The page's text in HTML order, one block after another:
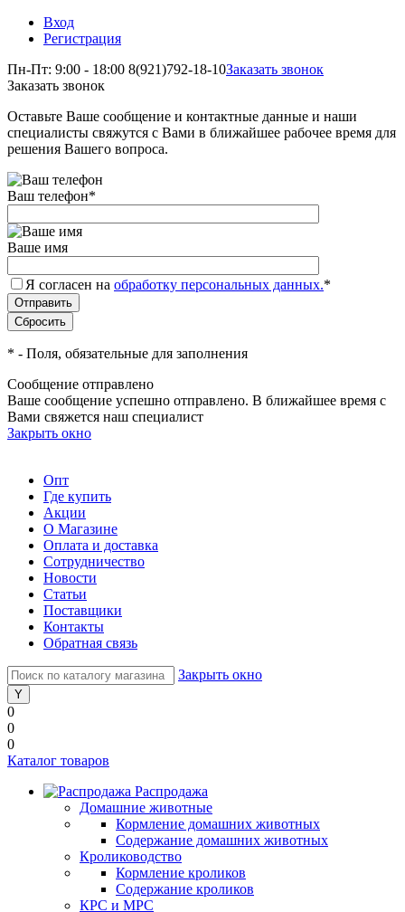
Вход
Регистрация
Пн-Пт: 9:00 - 18:00 8(921)792-18-10Заказать звонок
Заказать звонок
Оставьте Ваше сообщение и контактные данные и наши
специалисты свяжутся с Вами в ближайшее рабочее время для
решения Вашего вопроса.
Ваш телефон*
Ваше имя
Я согласен на обработку персональных данных.*
* - Поля, обязательные для заполнения
Сообщение отправлено
Ваше сообщение успешно отправлено. В ближайшее время с
Вами свяжется наш специалист
Закрыть окно
Опт
Где купить
Акции
О Магазине
Оплата и доставка
Сотрудничество
Новости
Статьи
Поставщики
Контакты
Обратная связь
Закрыть окно
0
0
0
Каталог товаров
Распродажа
Домашние животные
Кормление домашних животных
Содержание домашних животных
Кролиководство
Кормление кроликов
Содержание кроликов
КРС и МРС